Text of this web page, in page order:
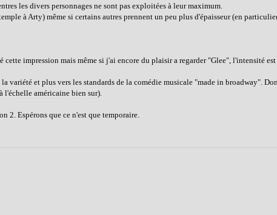
les divers personnages ne sont pas exploitées à leur maximum.
à Arty) même si certains autres prennent un peu plus d'épaisseur (en
impression mais même si j'ai encore du plaisir a regarder "Glee", l'intensité est
variété et plus vers les standards de la comédie musicale "made in broadway".
l'échelle américaine bien sur).
2. Espérons que ce n'est que temporaire.